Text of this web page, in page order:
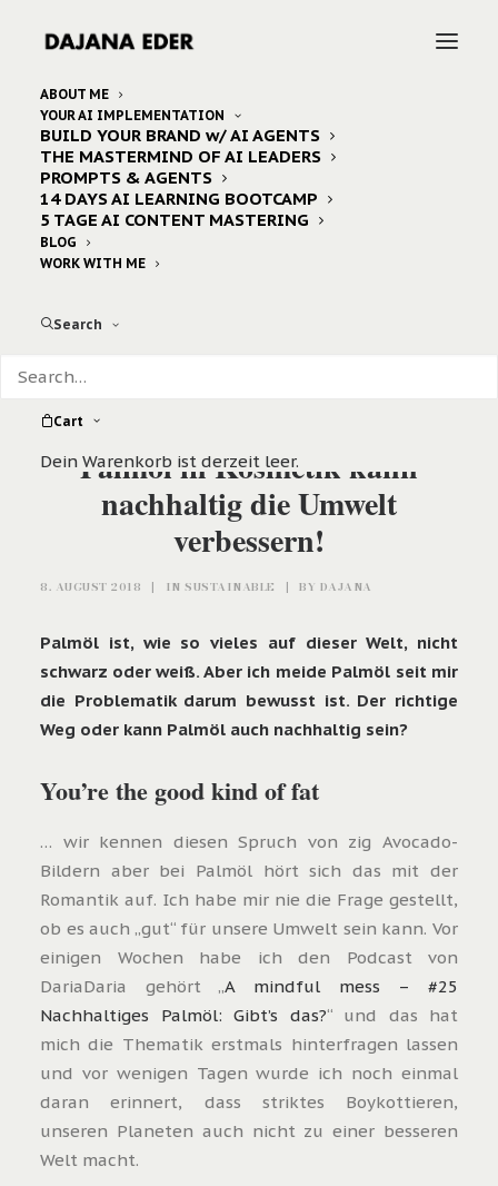
ABOUT ME
YOUR AI IMPLEMENTATION
BUILD YOUR BRAND w/ AI AGENTS
THE MASTERMIND OF AI LEADERS
PROMPTS & AGENTS
14 DAYS AI LEARNING BOOTCAMP
5 TAGE AI CONTENT MASTERING
BLOG
WORK WITH ME
Search
Cart
Dein Warenkorb ist derzeit leer.
Palmöl in Kosmetik kann
nachhaltig die Umwelt
verbessern!
8. AUGUST 2018 | IN SUSTAINABLE | BY DAJANA
Palmöl ist, wie so vieles auf dieser Welt, nicht
schwarz oder weiß. Aber ich meide Palmöl seit mir
die Problematik darum bewusst ist. Der richtige
Weg oder kann Palmöl auch nachhaltig sein?
You’re the good kind of fat
… wir kennen diesen Spruch von zig Avocado-
Bildern aber bei Palmöl hört sich das mit der
Romantik auf. Ich habe mir nie die Frage gestellt,
ob es auch „gut“ für unsere Umwelt sein kann. Vor
einigen Wochen habe ich den Podcast von
DariaDaria gehört „A mindful mess – #25
Nachhaltiges Palmöl: Gibt’s das?“ und das hat
mich die Thematik erstmals hinterfragen lassen
und vor wenigen Tagen wurde ich noch einmal
daran erinnert, dass striktes Boykottieren,
unseren Planeten auch nicht zu einer besseren
Welt macht.